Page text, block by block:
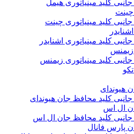
کلید مینیاتوری هیمل
چینت
کلید مینیاتوری چینت
کلید مینیاتوری اشنایدر
زیمنس
کلید مینیاتوری زیمنس
هیوندای
کلید محافظ جان هیوندای
ال اس
جانبی کلید محافظ جان ال اس
پارس فانال